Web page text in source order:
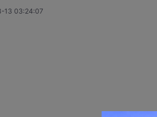
13 03:24:07